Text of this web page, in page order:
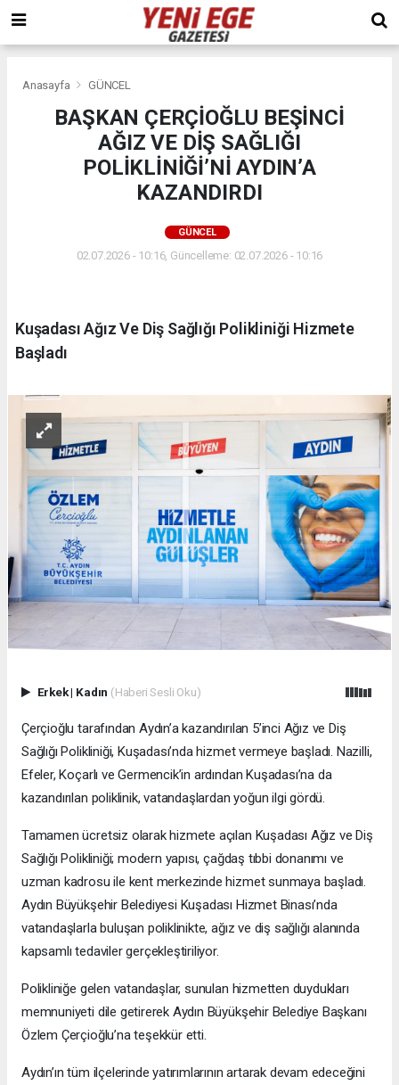
Anasayfa GÜNCEL
BAŞKAN ÇERÇİOĞLU BEŞİNCİ
AĞIZ VE DİŞ SAĞLIĞI
POLİKLİNİĞİ’Nİ AYDIN’A
KAZANDIRDI
GÜNCEL
02.07.2026 - 10:16, Güncelleme: 02.07.2026 - 10:16
Kuşadası Ağız Ve Diş Sağlığı Polikliniği Hizmete
Başladı
Erkek| Kadın (Haberi Sesli Oku)
Çerçioğlu tarafından Aydın’a kazandırılan 5’inci Ağız ve Diş
Sağlığı Polikliniği, Kuşadası’nda hizmet vermeye başladı. Nazilli,
Efeler, Koçarlı ve Germencik’in ardından Kuşadası’na da
kazandırılan poliklinik, vatandaşlardan yoğun ilgi gördü.
Tamamen ücretsiz olarak hizmete açılan Kuşadası Ağız ve Diş
Sağlığı Polikliniği; modern yapısı, çağdaş tıbbi donanımı ve
uzman kadrosu ile kent merkezinde hizmet sunmaya başladı.
Aydın Büyükşehir Belediyesi Kuşadası Hizmet Binası’nda
vatandaşlarla buluşan poliklinikte, ağız ve diş sağlığı alanında
kapsamlı tedaviler gerçekleştiriliyor.
Polikliniğe gelen vatandaşlar, sunulan hizmetten duydukları
memnuniyeti dile getirerek Aydın Büyükşehir Belediye Başkanı
Özlem Çerçioğlu’na teşekkür etti.
Aydın’ın tüm ilçelerinde yatırımlarının artarak devam edeceğini